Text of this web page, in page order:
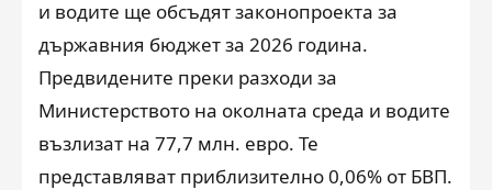
и водите ще обсъдят законопроекта за
държавния бюджет за 2026 година.
Предвидените преки разходи за
Министерството на околната среда и водите
възлизат на 77,7 млн. евро. Те
представляват приблизително 0,06% от БВП.